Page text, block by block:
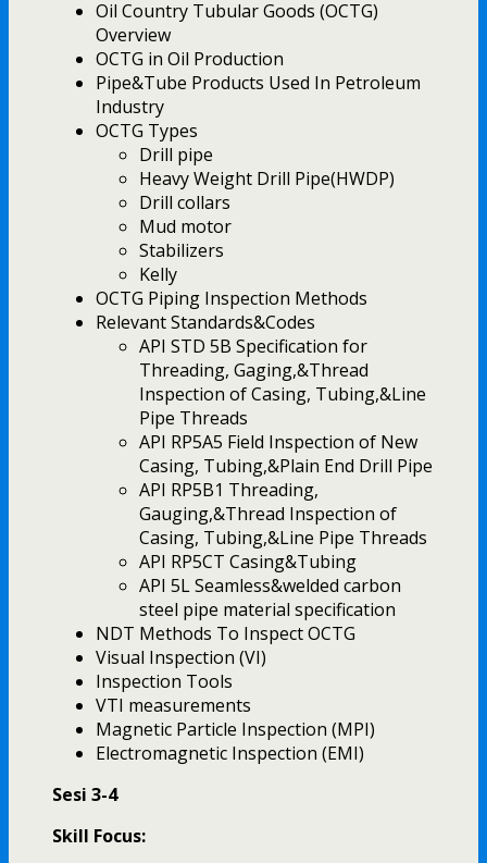
Oil Country Tubular Goods (OCTG)
Overview
OCTG in Oil Production
Pipe&Tube Products Used In Petroleum
Industry
OCTG Types
Drill pipe
Heavy Weight Drill Pipe(HWDP)
Drill collars
Mud motor
Stabilizers
Kelly
OCTG Piping Inspection Methods
Relevant Standards&Codes
API STD 5B Specification for
Threading, Gaging,&Thread
Inspection of Casing, Tubing,&Line
Pipe Threads
API RP5A5 Field Inspection of New
Casing, Tubing,&Plain End Drill Pipe
API RP5B1 Threading,
Gauging,&Thread Inspection of
Casing, Tubing,&Line Pipe Threads
API RP5CT Casing&Tubing
API 5L Seamless&welded carbon
steel pipe material specification
NDT Methods To Inspect OCTG
Visual Inspection (VI)
Inspection Tools
VTI measurements
Magnetic Particle Inspection (MPI)
Electromagnetic Inspection (EMI)
Sesi 3-4
Skill Focus: